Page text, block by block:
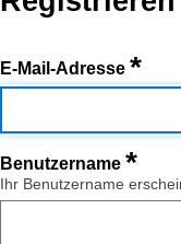
E-Mail-Adresse *
Benutzername *
Ihr Benutzername